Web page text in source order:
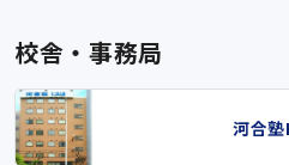
校舎・事務局
河合